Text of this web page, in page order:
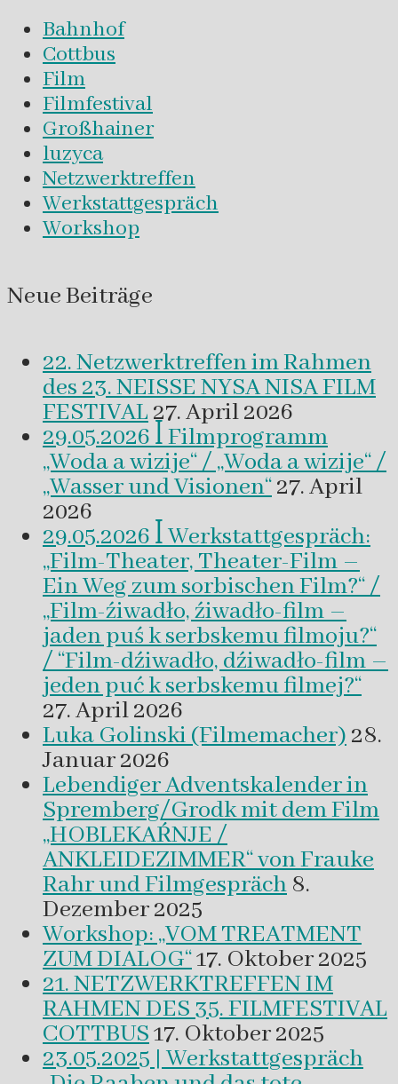
Bahnhof
Cottbus
Film
Filmfestival
Großhainer
luzyca
Netzwerktreffen
Werkstattgespräch
Workshop
Neue Beiträge
22. Netzwerktreffen im Rahmen
des 23. NEISSE NYSA NISA FILM
FESTIVAL27. April 2026
29.05.2026 ꟾ Filmprogramm
„Woda a wizije“ / „Woda a wizije“ /
„Wasser und Visionen“27. April
2026
29.05.2026 ꟾ Werkstattgespräch:
„Film-Theater, Theater-Film –
Ein Weg zum sorbischen Film?“ /
„Film-źiwadło, źiwadło-film –
jaden puś k serbskemu filmoju?“
/ “Film-dźiwadło, dźiwadło-film –
jeden puć k serbskemu filmej?“
27. April 2026
Luka Golinski (Filmemacher)28.
Januar 2026
Lebendiger Adventskalender in
Spremberg/Grodk mit dem Film
„HOBLEKAŔNJE /
ANKLEIDEZIMMER“ von Frauke
Rahr und Filmgespräch 8.
Dezember 2025
Workshop: „VOM TREATMENT
ZUM DIALOG“17. Oktober 2025
21. NETZWERKTREFFEN IM
RAHMEN DES 35. FILMFESTIVAL
COTTBUS17. Oktober 2025
23.05.2025 | Werkstattgespräch